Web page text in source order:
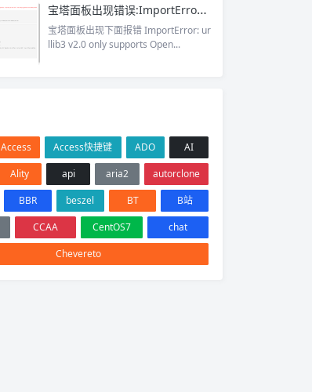
宝塔面板出现错误:ImportError: urllib3 v2.0 only supports OpenSSL 1.1.1+, currently the ‘ssl’ module is compiled with ‘OpenSSL 1.0.2k-fips 26 Jan 2017’. See: https://github.com/urllib3/urllib3/issues/2168
宝塔面板出现下面报错 ImportError: ur
llib3 v2.0 only supports Open...
Access Access快捷键 ADO
AI
Ality api aria2
autorclone
BBR beszel BT
B站
CCAA CentOS7
chat
Chevereto